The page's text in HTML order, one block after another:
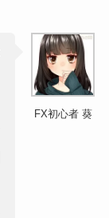
FX初心者 葵